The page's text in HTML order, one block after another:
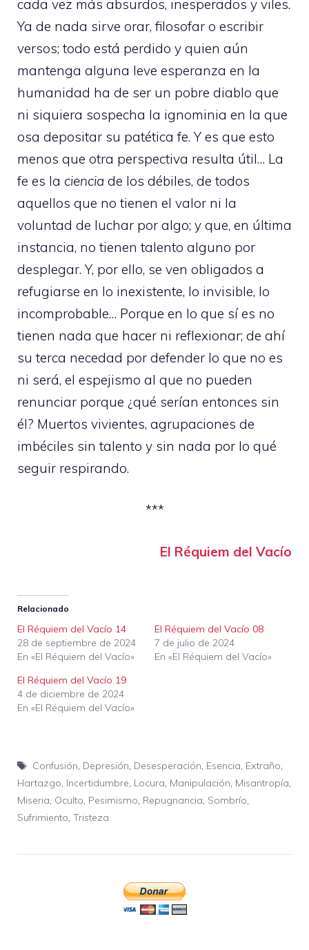
cada vez más absurdos, inesperados y viles.
Ya de nada sirve orar, filosofar o escribir
versos; todo está perdido y quien aún
mantenga alguna leve esperanza en la
humanidad ha de ser un pobre diablo que
ni siquiera sospecha la ignominia en la que
osa depositar su patética fe. Y es que esto
menos que otra perspectiva resulta útil… La
fe es la ciencia de los débiles, de todos
aquellos que no tienen el valor ni la
voluntad de luchar por algo; y que, en última
instancia, no tienen talento alguno por
desplegar. Y, por ello, se ven obligados a
refugiarse en lo inexistente, lo invisible, lo
incomprobable… Porque en lo que sí es no
tienen nada que hacer ni reflexionar; de ahí
su terca necedad por defender lo que no es
ni será, el espejismo al que no pueden
renunciar porque ¿qué serían entonces sin
él? Muertos vivientes, agrupaciones de
imbéciles sin talento y sin nada por lo qué
seguir respirando.
***
El Réquiem del Vacío
Relacionado
El Réquiem del Vacío 14
28 de septiembre de 2024
En «El Réquiem del Vacío»
El Réquiem del Vacío 08
7 de julio de 2024
En «El Réquiem del Vacío»
El Réquiem del Vacío 19
4 de diciembre de 2024
En «El Réquiem del Vacío»
Etiquetas
Confusión, Depresión, Desesperación, Esencia, Extraño,
Hartazgo, Incertidumbre, Locura, Manipulación, Misantropía,
Miseria, Oculto, Pesimismo, Repugnancia, Sombrío,
Sufrimiento, Tristeza